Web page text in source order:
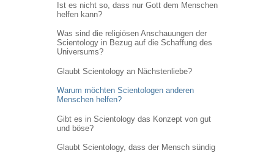
Ist es nicht so, dass nur Gott dem Menschen
helfen kann?
Was sind die religiösen Anschauungen der
Scientology in Bezug auf die Schaffung des
Universums?
Glaubt Scientology an Nächstenliebe?
Warum möchten Scientologen anderen
Menschen helfen?
Gibt es in Scientology das Konzept von gut
und böse?
Glaubt Scientology, dass der Mensch sündig